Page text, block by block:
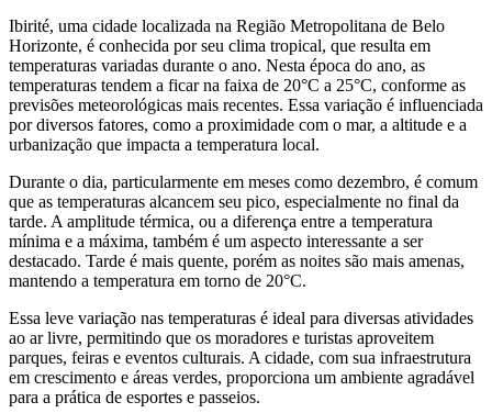
Ibirité, uma cidade localizada na Região Metropolitana de Belo
Horizonte, é conhecida por seu clima tropical, que resulta em
temperaturas variadas durante o ano. Nesta época do ano, as
temperaturas tendem a ficar na faixa de 20°C a 25°C, conforme as
previsões meteorológicas mais recentes. Essa variação é influenciada
por diversos fatores, como a proximidade com o mar, a altitude e a
urbanização que impacta a temperatura local.
Durante o dia, particularmente em meses como dezembro, é comum
que as temperaturas alcancem seu pico, especialmente no final da
tarde. A amplitude térmica, ou a diferença entre a temperatura
mínima e a máxima, também é um aspecto interessante a ser
destacado. Tarde é mais quente, porém as noites são mais amenas,
mantendo a temperatura em torno de 20°C.
Essa leve variação nas temperaturas é ideal para diversas atividades
ao ar livre, permitindo que os moradores e turistas aproveitem
parques, feiras e eventos culturais. A cidade, com sua infraestrutura
em crescimento e áreas verdes, proporciona um ambiente agradável
para a prática de esportes e passeios.